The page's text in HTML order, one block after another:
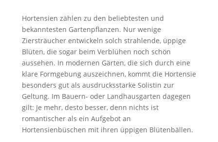
Hortensien zählen zu den beliebtesten und
bekanntesten Gartenpflanzen. Nur wenige
Ziersträucher entwickeln solch strahlende, üppige
Blüten, die sogar beim Verblühen noch schön
aussehen. In modernen Gärten, die sich durch eine
klare Formgebung auszeichnen, kommt die Hortensie
besonders gut als ausdrucksstarke Solistin zur
Geltung. Im Bauern- oder Landhausgarten dagegen
gilt: Je mehr, desto besser, denn nichts ist
romantischer als ein Aufgebot an
Hortensienbüschen mit ihren üppigen Blütenbällen.